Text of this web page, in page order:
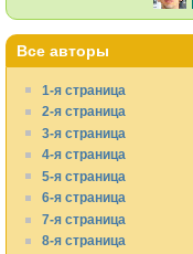
Все авторы
1-я страница
2-я страница
3-я страница
4-я страница
5-я страница
6-я страница
7-я страница
8-я страница